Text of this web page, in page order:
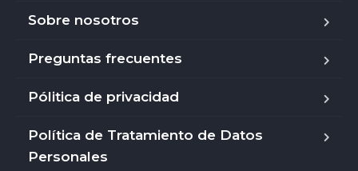
Sobre nosotros
Preguntas frecuentes
Pólitica de privacidad
Política de Tratamiento de Datos
Personales